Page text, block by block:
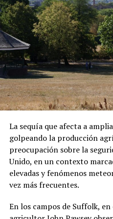
presionados para abordar el
forman parte de su
confirmadas de manera
Una vez en República
locales les comunicaron que
Sánchez aseguró que
La sequía que afecta a
golpeando la producción
preocupación sobre la
Unido, en un contexto
elevadas y fenómenos
vez más frecuentes.
En los campos de Suffolk,